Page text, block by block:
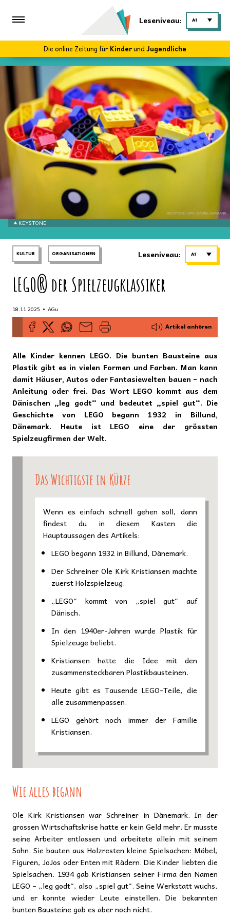
Leseniveau: A1
Die online Zeitung fürKinderundJugendliche
KEYSTONE
KULTUR ORGANISATIONEN Leseniveau: A1
LEGO® der Spielzeugklassiker
18.11.2025 • AGu
Artikel anhören
Alle Kinder kennen LEGO. Die bunten Bausteine aus
Plastik gibt es in vielen Formen und Farben. Man kann
damit Häuser, Autos oder Fantasiewelten bauen – nach
Anleitung oder frei. Das Wort LEGO kommt aus dem
Dänischen „leg godt“ und bedeutet „spiel gut“. Die
Geschichte von LEGO begann 1932 in Billund,
Dänemark. Heute ist LEGO eine der grössten
Spielzeugfirmen der Welt.
Das Wichtigste in Kürze
Wenn es einfach schnell gehen soll, dann
findest du in diesem Kasten die
Hauptaussagen des Artikels:
LEGO begann 1932 in Billund, Dänemark.
Der Schreiner Ole Kirk Kristiansen machte
zuerst Holzspielzeug.
„LEGO“ kommt von „spiel gut“ auf
Dänisch.
In den 1940er-Jahren wurde Plastik für
Spielzeuge beliebt.
Kristiansen hatte die Idee mit den
zusammensteckbaren Plastikbausteinen.
Heute gibt es Tausende LEGO-Teile, die
alle zusammenpassen.
LEGO gehört noch immer der Familie
Kristiansen.
Wie alles begann
Ole Kirk Kristiansen war Schreiner in Dänemark. In der
grossen Wirtschaftskrise hatte er kein Geld mehr. Er musste
seine Arbeiter entlassen und arbeitete allein mit seinem
Sohn. Sie bauten aus Holzresten kleine Spielsachen: Möbel,
Figuren, JoJos oder Enten mit Rädern. Die Kinder liebten die
Spielsachen. 1934 gab Kristiansen seiner Firma den Namen
LEGO – „leg godt“, also „spiel gut“. Seine Werkstatt wuchs,
und er konnte wieder Leute einstellen. Die bekannten
bunten Bausteine gab es aber noch nicht.